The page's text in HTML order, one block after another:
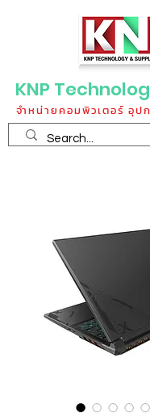
KNP
จำหน่ายคอมพิวเตอร์ อุป